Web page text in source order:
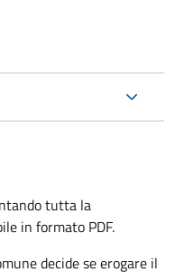
tutta la
in formato PDF.
decide se erogare il